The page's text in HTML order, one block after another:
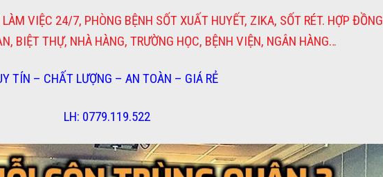
VIỆC 24/7, PHÒNG BỆNH SỐT XUẤT HUYẾT, ZIKA, SỐT RÉT. HỢP ĐỒNG
BIỆT THỰ, NHÀ HÀNG, TRƯỜNG HỌC, BỆNH VIỆN, NGÂN HÀNG…
TÍN – CHẤT LƯỢNG – AN TOÀN – GIÁ RẺ
LH: 0779.119.522